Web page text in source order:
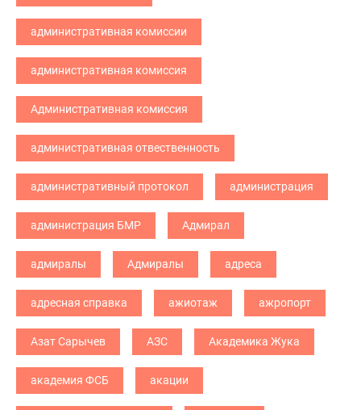
административная комиссии
административная комиссия
Административная комиссия
административная отвественность
административный протокол администрация
администрация БМР Адмирал
адмиралы Адмиралы адреса
адресная справка ажиотаж ажропорт
Азат Сарычев АЗС Академика Жука
академия ФСБ акации